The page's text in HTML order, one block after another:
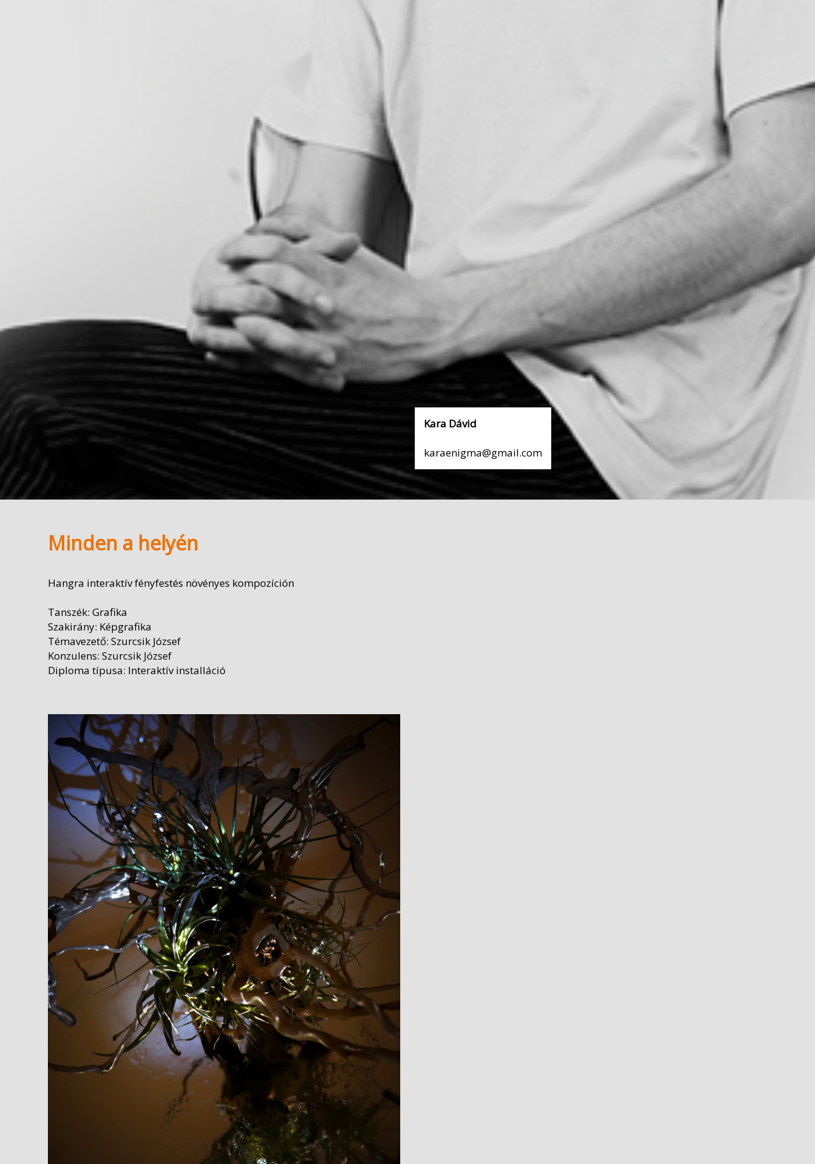
Kara Dávid
karaenigma@gmail.com
Minden a helyén
Hangra interaktív fényfestés növényes kompozíción
Tanszék: Grafika
Szakirány: Képgrafika
Témavezető: Szurcsik József
Konzulens: Szurcsik József
Diploma típusa: Interaktív installáció